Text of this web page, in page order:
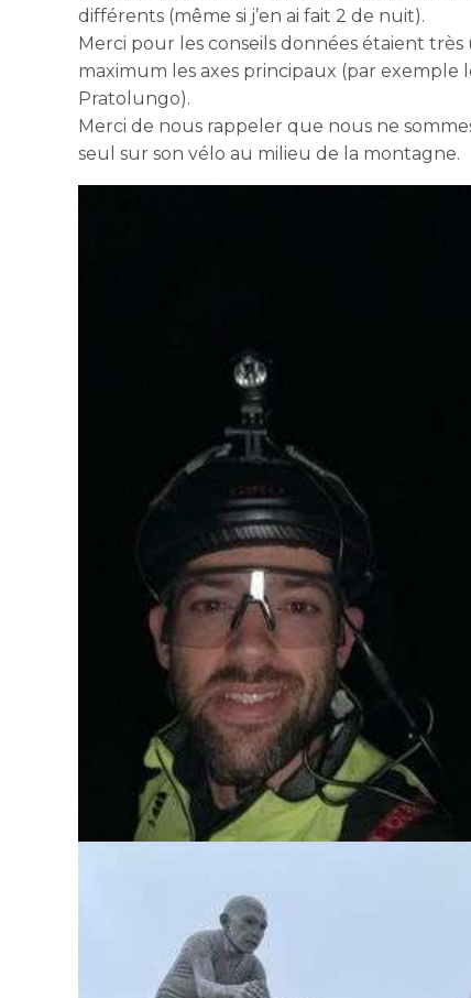
différents (même si j’en ai fait 2 de nuit).
Merci pour les conseils données étaient
maximum les axes principaux (par
Pratolungo).
Merci de nous rappeler que nous ne
seul sur son vélo au milieu de la montagne.